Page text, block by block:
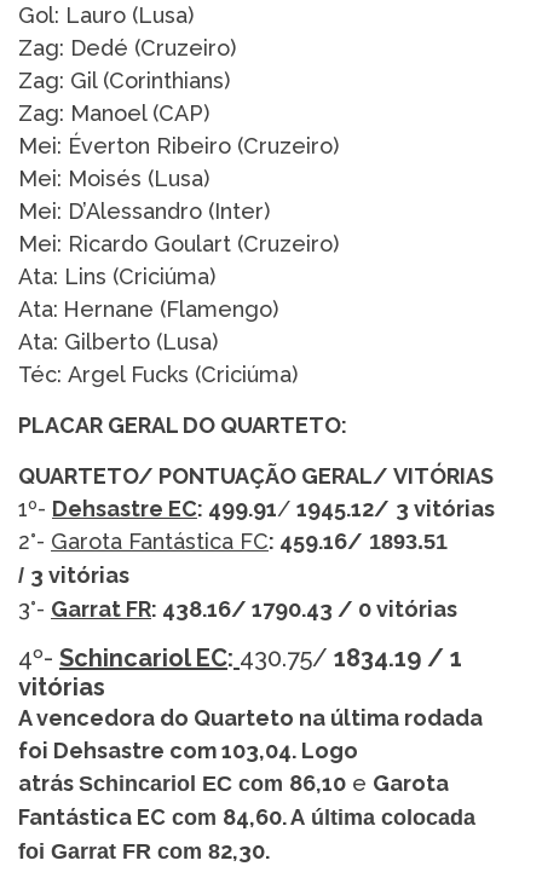
Gol: Lauro (Lusa)
Zag: Dedé (Cruzeiro)
Zag: Gil (Corinthians)
Zag: Manoel (CAP)
Mei: Éverton Ribeiro (Cruzeiro)
Mei: Moisés (Lusa)
Mei: D’Alessandro (Inter)
Mei: Ricardo Goulart (Cruzeiro)
Ata: Lins (Criciúma)
Ata: Hernane (Flamengo)
Ata: Gilberto (Lusa)
Téc: Argel Fucks (Criciúma)
PLACAR GERAL DO QUARTETO:
QUARTETO/ PONTUAÇÃO GERAL/ VITÓRIAS
1º- Dehsastre EC: 499.91/ 1945.12/ 3 vitórias
2°- Garota Fantástica FC: 459.16/ 1893.51
/ 3 vitórias
3°- Garrat FR: 438.16/ 1790.43 / 0 vitórias
4º- Schincariol EC: 430.75/ 1834.19 / 1
vitórias
A vencedora do Quarteto na última rodada
foi Dehsastre com 103,04. Logo
atrás Schincariol EC com 86,10 e Garota
Fantástica EC com 84,60. A última colocada
foi Garrat FR com 82,30.